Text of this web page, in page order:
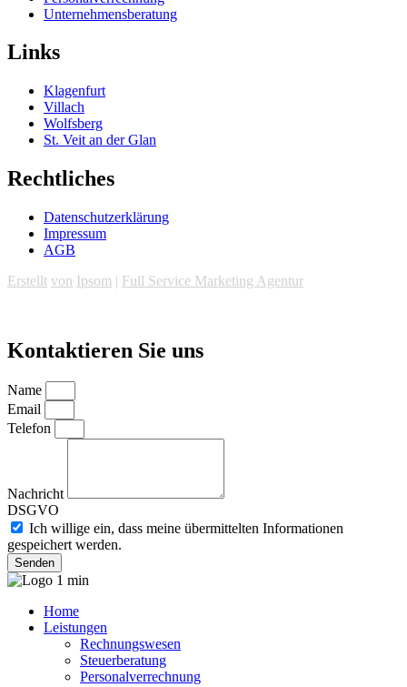
Unternehmensberatung
Links
Klagenfurt
Villach
Wolfsberg
St. Veit an der Glan
Rechtliches
Datenschutzerklärung
Impressum
AGB
Erstellt von Ipsom | Full Service Marketing Agentur
Kontaktieren Sie uns
Name
Email
Telefon
Nachricht
DSGVO
Ich willige ein, dass meine übermittelten Informationen
gespeichert werden.
Senden
Home
Leistungen
Rechnungswesen
Steuerberatung
Personalverrechnung